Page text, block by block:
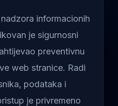
informacionih
je sigurnosni
preventivnu
web stranice. Radi
podataka i
je privremeno